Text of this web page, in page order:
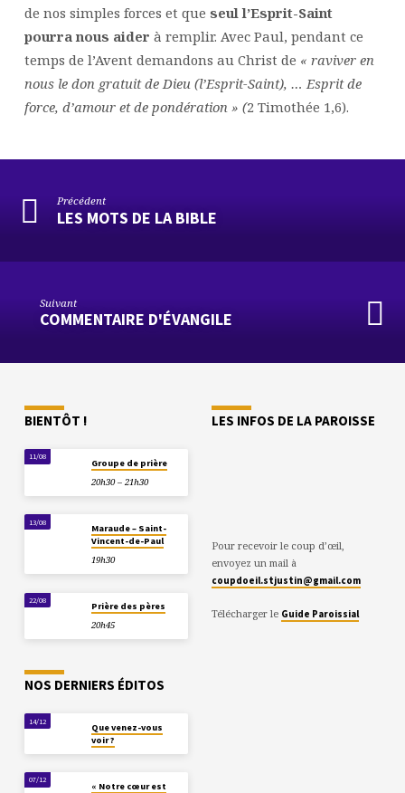
de nos simples forces et que seul l’Esprit-Saint
pourra nous aider à remplir. Avec Paul, pendant ce
temps de l’Avent demandons au Christ de « raviver en
nous le don gratuit de Dieu (l’Esprit-Saint), … Esprit de
force, d’amour et de pondération » (2 Timothée 1,6).
Précédent
LES MOTS DE LA BIBLE
Suivant
COMMENTAIRE D'ÉVANGILE
BIENTÔT !
11/08
Groupe de prière
20h30 – 21h30
13/08
Maraude – Saint-
Vincent-de-Paul
19h30
22/08
Prière des pères
20h45
LES INFOS DE LA PAROISSE
Pour recevoir le coup d’œil,
envoyez un mail à
coupdoeil.stjustin@gmail.com
Télécharger le Guide Paroissial
NOS DERNIERS ÉDITOS
14/12
Que venez-vous
voir ?
07/12
« Notre cœur est